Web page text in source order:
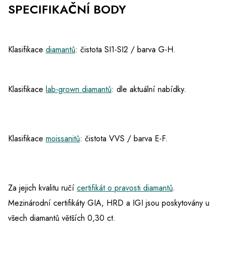
SPECIFIKAČNÍ BODY
Klasifikace diamantů: čistota SI1-SI2 / barva G-H.
Klasifikace lab-grown diamantů: dle aktuální nabídky.
Klasifikace moissanitů: čistota VVS / barva E-F.
Za jejich kvalitu ručí certifikát o pravosti diamantů.
Mezinárodní certifikáty GIA, HRD a IGI jsou poskytovány u
všech diamantů větších 0,30 ct.